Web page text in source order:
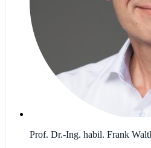
Prof. Dr.-Ing. habil. Frank